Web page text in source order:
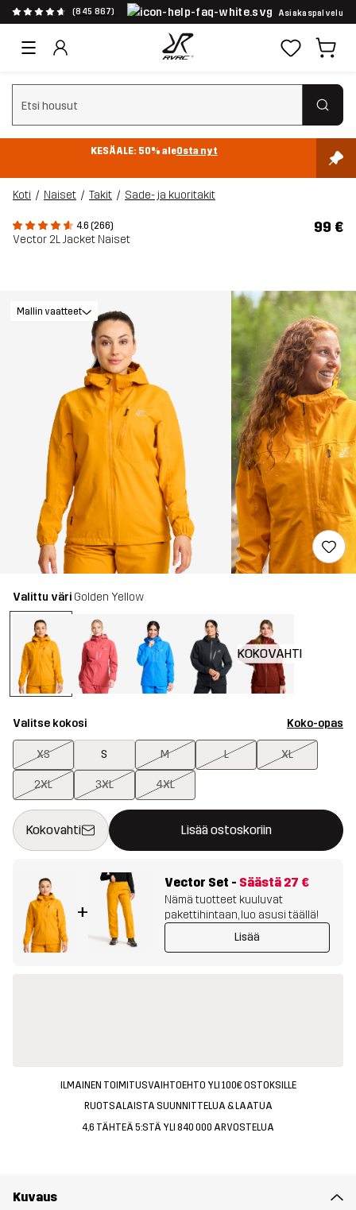
(845 867) Asiakaspalvelu
Tyhjennä haku
KESÄALE: 50% aleOsta nyt
Koti Naiset Takit Sade- ja kuoritakit
4.6 (266)
Vector 2L Jacket Naiset
99 €
Mallin vaatteet
Valittu väri Golden Yellow
KOKOVAHTI
Valitse kokosi Koko-opas
XS S M L XL
2XL 3XL 4XL
Kokovahti Lisää ostoskoriin
Tämä painike avaa ikkunan, joka vahvistaa uuden tuotteen
{{size}} ei saatavilla
+
Vector Set - Säästä 27 €
Nämä tuotteet kuuluvat
pakettihintaan, luo asusi täällä!
Lisää
ILMAINEN TOIMITUSVAIHTOEHTO YLI 100€ OSTOKSILLE
RUOTSALAISTA SUUNNITTELUA & LAATUA
4,6 TÄHTEÄ 5:STÄ YLI 840 000 ARVOSTELUA
Kuvaus